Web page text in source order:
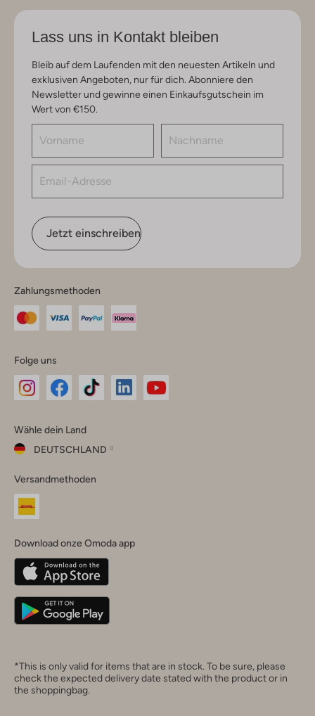
Lass uns in Kontakt bleiben
Bleib auf dem Laufenden mit den neuesten Artikeln und
exklusiven Angeboten, nur für dich. Abonniere den
Newsletter und gewinne einen Einkaufsgutschein im
Wert von €150.
Jetzt einschreiben
Zahlungsmethoden
Folge uns
Instagram
Facebook
TikTok
Wähle dein Land
DEUTSCHLAND
dein
Land
Belgique(Français)
Deutschland
Versandmethoden
Download onze Omoda app
*This is only valid for items that are in stock. To be sure, please
check the expected delivery date stated with the product or in
the shoppingbag.